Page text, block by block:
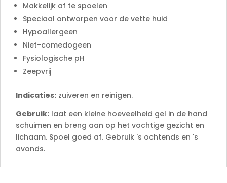
Makkelijk af te spoelen
Speciaal ontworpen voor de vette huid
Hypoallergeen
Niet-comedogeen
Fysiologische pH
Zeepvrij
Indicaties: zuiveren en reinigen.
Gebruik: laat een kleine hoeveelheid gel in de hand
schuimen en breng aan op het vochtige gezicht en
lichaam. Spoel goed af. Gebruik 's ochtends en 's
avonds.